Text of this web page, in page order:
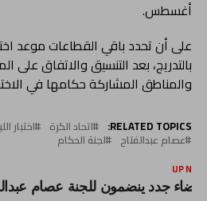
أغسطس.
على أن تحدد باقي القطاعات موعد
بالتدريج، بعد التنسيق والاتفاق على
والمناطق المشاركة حكامها في
RELATED TOPICS: اتحاد الكرة اختبار
عصام عبدالفتاح لجنة الحكام
UP
جدد ينضمون للجنة عصام